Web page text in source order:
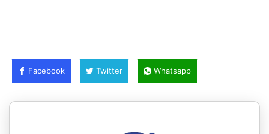
Facebook Twitter Whatsapp